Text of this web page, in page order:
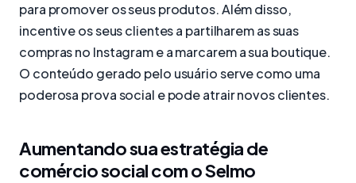
para promover os seus produtos. Além disso,
incentive os seus clientes a partilharem as suas
compras no Instagram e a marcarem a sua boutique.
O conteúdo gerado pelo usuário serve como uma
poderosa prova social e pode atrair novos clientes.
Aumentando sua estratégia de
comércio social com o Selmo